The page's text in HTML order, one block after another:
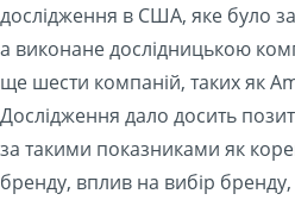
дослідження в США, яке було
а виконане дослідницькою
ще шести компаній, таких як
Дослідження дало досить
за такими показниками як
бренду, вплив на вибір бренду,